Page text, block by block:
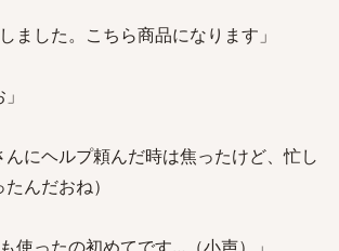
ました。こちら商品になります」
にヘルプ頼んだ時は焦ったけど、忙し
んだおね）